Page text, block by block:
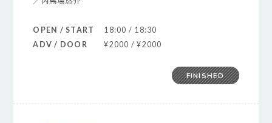
OPEN / START
18:00 / 18:30
ADV / DOOR
¥2000 / ¥2000
FINISHED